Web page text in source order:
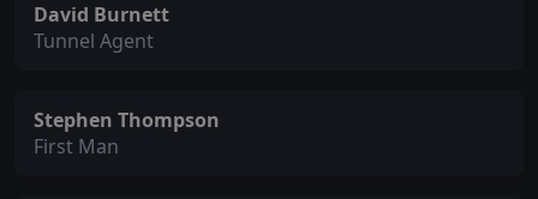
David Burnett
Tunnel Agent
Stephen Thompson
First Man